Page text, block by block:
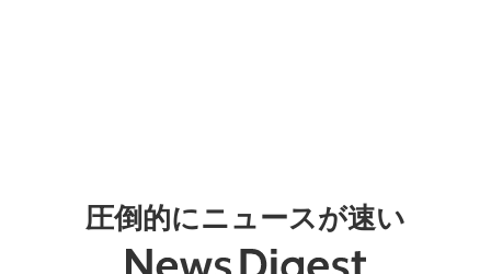
圧倒的にニュースが速い